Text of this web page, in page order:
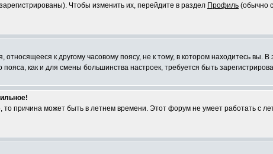
Чтобы изменить их, перейдите в раздел Профиль (обычно
к другому часовому поясу, не к тому, в котором находитесь вы.
пояса, как и для смены большинства настроек, требуется быть
то причина может быть в летнем времени. Этот форум не умеет работать с